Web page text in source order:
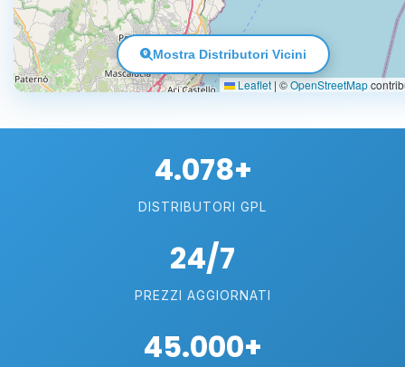
Leaflet | ©OpenStreetMap
Mostra Distributori Vicini
4.078+
DISTRIBUTORI GPL
24/7
PREZZI AGGIORNATI
45.000+